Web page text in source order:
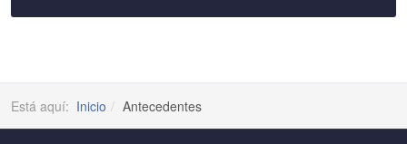
Está aquí: Inicio Antecedentes